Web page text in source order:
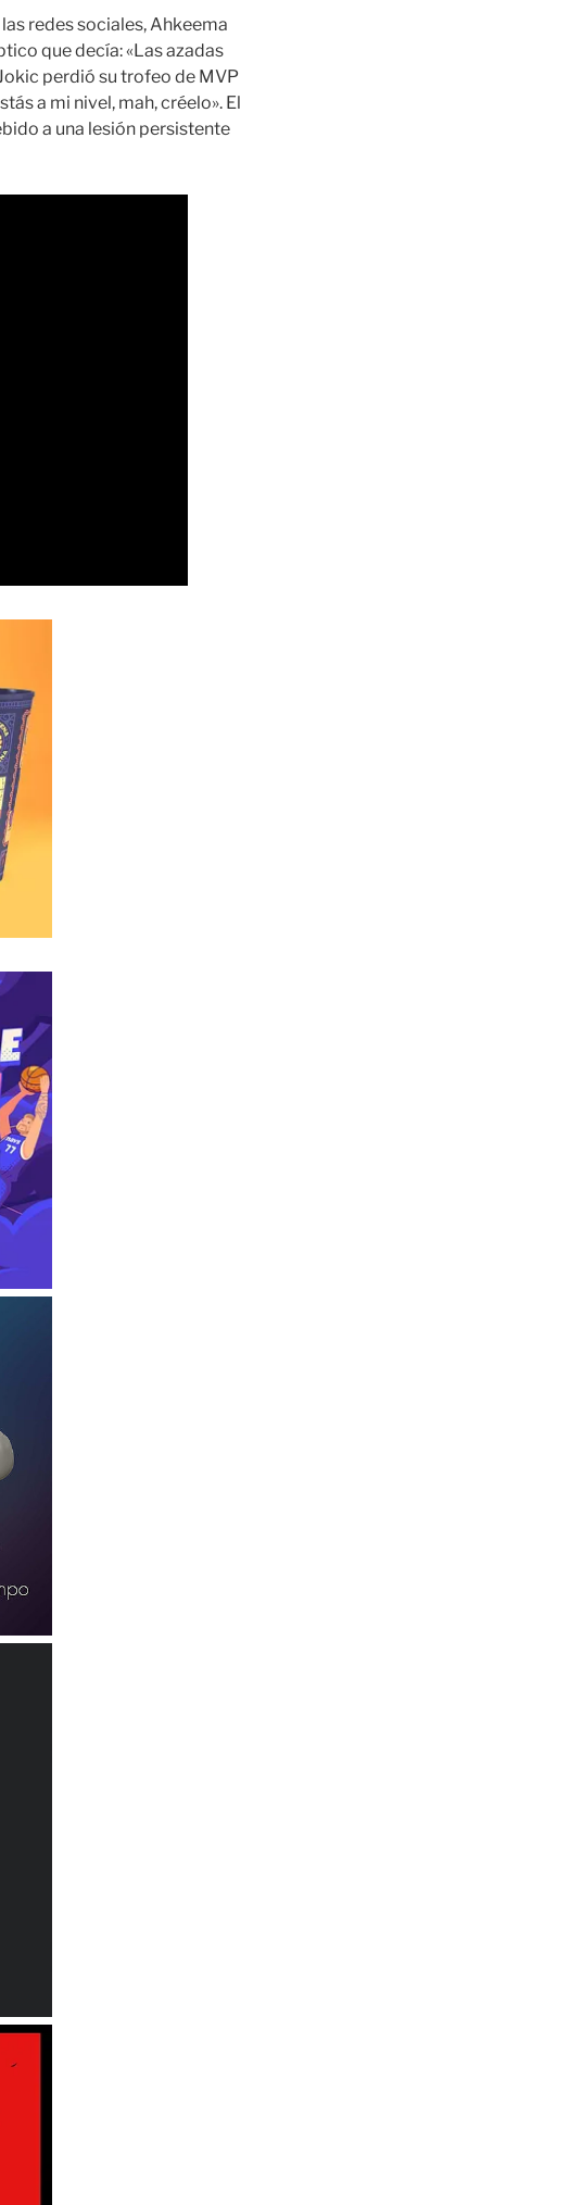
redes sociales, Ahkeema
que decía: «Las azadas
perdió su trofeo de MVP
a mi nivel, mah, créelo». El
a una lesión persistente